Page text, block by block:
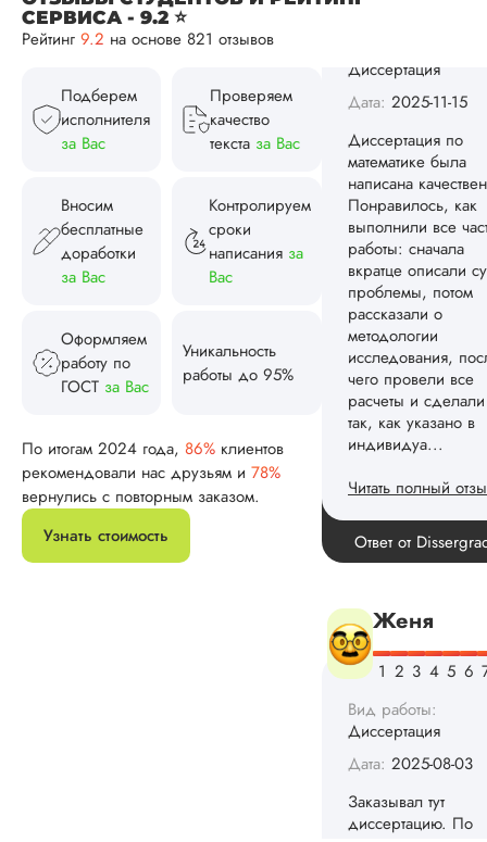
СЕРВИСА - 9.2 ⭐
Рейтинг 9.2 на основе 821 отзывов
Подберем
исполнителя
за Вас
Проверяем
качество
текста за Вас
Вносим
бесплатные
доработки
за Вас
Контролируем
сроки
написания за
Вас
Оформляем
работу по
ГОСТ за Вас
Уникальность
работы до 95%
По итогам 2024 года, 86% клиентов
рекомендовали нас друзьям и 78%
вернулись с повторным заказом.
Узнать стоимость
проблемы, потом
рассказали о
исследования,
чего провели все
расчеты и
так, как указано в
индивидуа...
Читать полный
Спасибо!
ваши слова
Ответ от
Женя
Вид работы:
Диссертация
Дата:2025-08-03
диссертацию. По
срокам и
конечно, для меня
внушительно, но
выхода не
не успел бы
самостоятельно.
Понравилось то,
держал меня в
о статусе заказа.